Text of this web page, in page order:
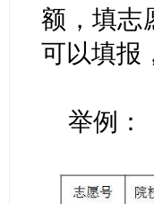
额，填志
可以填报
举例：